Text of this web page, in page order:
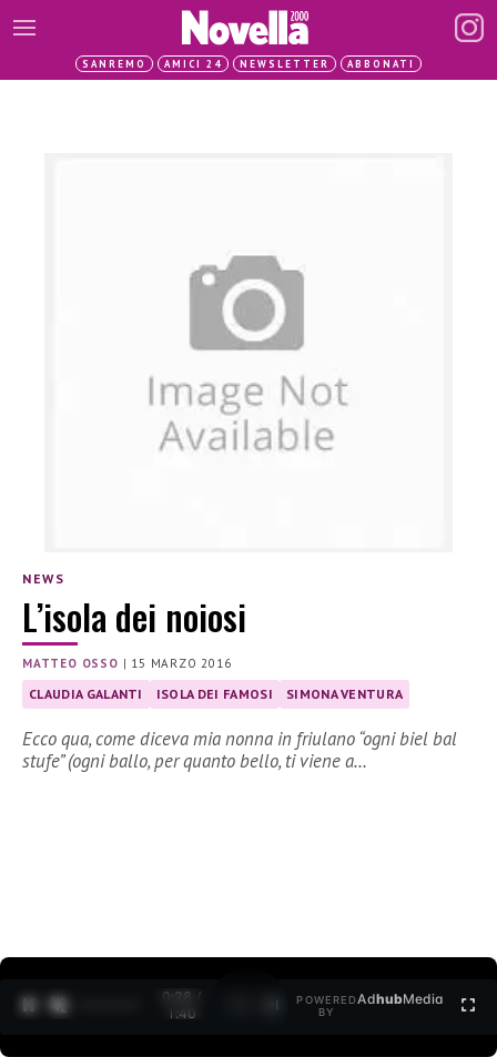
SANREMO AMICI 24 NEWSLETTER ABBONATI
NEWS
L’isola dei noiosi
MATTEO OSSO | 15 MARZO 2016
CLAUDIA GALANTI ISOLA DEI FAMOSI SIMONA VENTURA
Ecco qua, come diceva mia nonna in friulano “ogni biel bal
stufe” (ogni ballo, per quanto bello, ti viene a…
0:29 /
1:40
POWERED
BY
AdhubMedia